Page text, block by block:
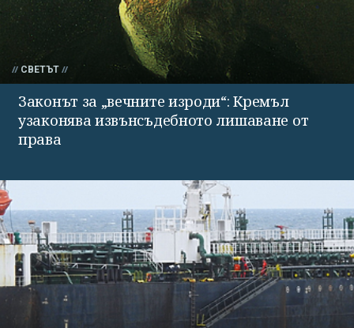
СВЕТЪТ
Законът за „вечните изроди“: Кремъл
узаконява извънсъдебното лишаване от
права